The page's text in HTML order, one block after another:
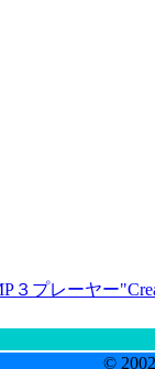
３プレーヤー
©